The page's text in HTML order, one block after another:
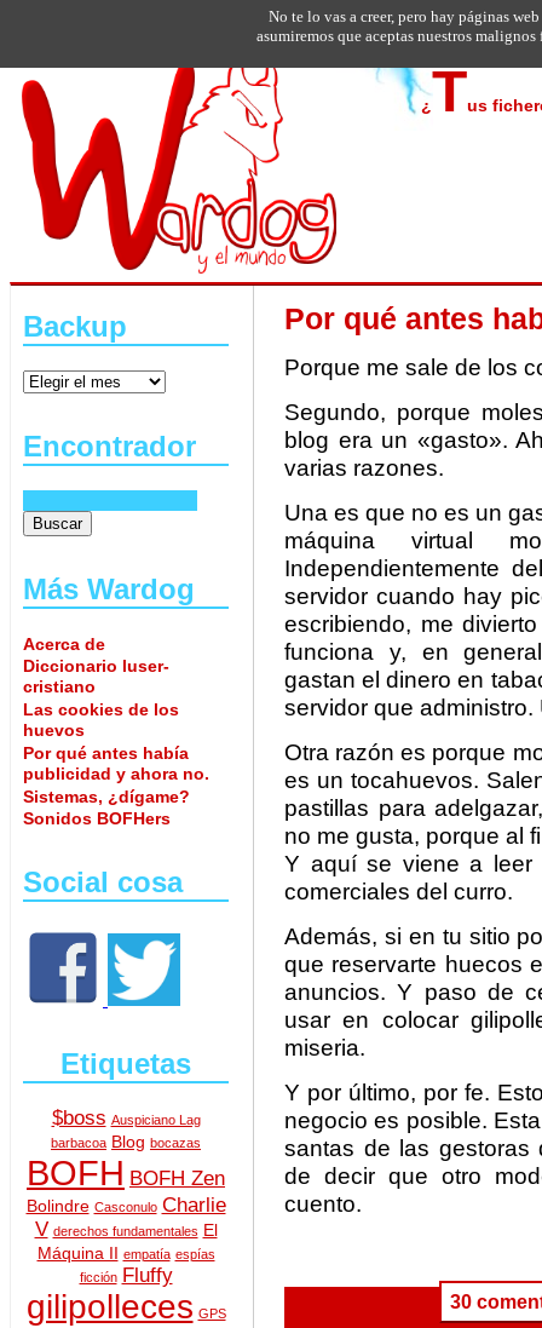
¿Tus
Backup
Encontrador
Más Wardog
Acerca de
Diccionario luser-
cristiano
Las cookies de los
huevos
Por qué antes había
publicidad y ahora no.
Sistemas, ¿dígame?
Sonidos BOFHers
Social cosa
Etiquetas
$boss Auspiciano Lag
barbacoa Blog bocazas
BOFH BOFH Zen
Bolindre Casconulo Charlie
V derechos fundamentales El
Máquina II empatía espías
ficción
Fluffy
gilipolleces GPS
Por qué antes
Porque me sale de los
Segundo, porque
blog era un «gasto».
varias razones.
Una es que no es un
máquina virtual
Independientemente
servidor cuando hay
escribiendo, me
funciona y, en
gastan el dinero en
servidor que
Otra razón es porque
es un tocahuevos.
pastillas para
no me gusta, porque al
Y aquí se viene a leer
comerciales del curro.
Además, si en tu sitio
que reservarte huecos
anuncios. Y paso de
usar en colocar
miseria.
Y por último, por fe.
negocio es posible.
santas de las gestoras
de decir que otro
cuento.
30
No te lo vas a creer, pero hay páginas
asumiremos que aceptas nuestros